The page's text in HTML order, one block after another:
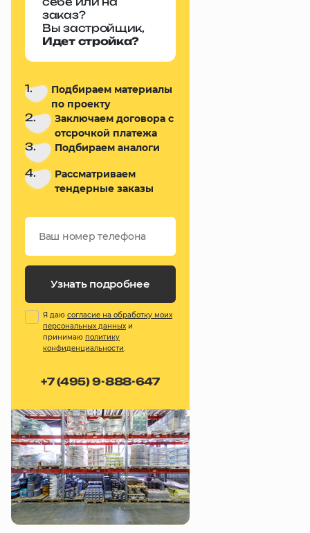
заказ?
Вы застройщик,
Идет стройка?
1.
Подбираем материалы
по проекту
2.
Заключаем договора с
отсрочкой платежа
3. Подбираем аналоги
4.
Рассматриваем
тендерные заказы
Узнать подробнее
Я даю согласие на обработку моих
персональных данных и
принимаю политику
конфиденциальности.
+7 (495) 9-888-647